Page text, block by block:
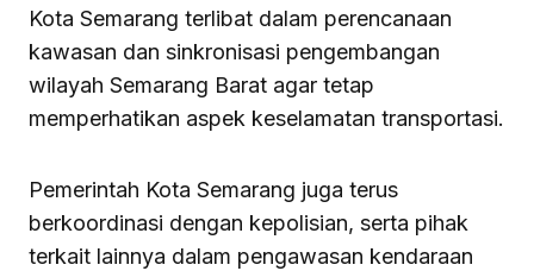
Kota Semarang terlibat dalam perencanaan
kawasan dan sinkronisasi pengembangan
wilayah Semarang Barat agar tetap
memperhatikan aspek keselamatan transportasi.
Pemerintah Kota Semarang juga terus
berkoordinasi dengan kepolisian, serta pihak
terkait lainnya dalam pengawasan kendaraan